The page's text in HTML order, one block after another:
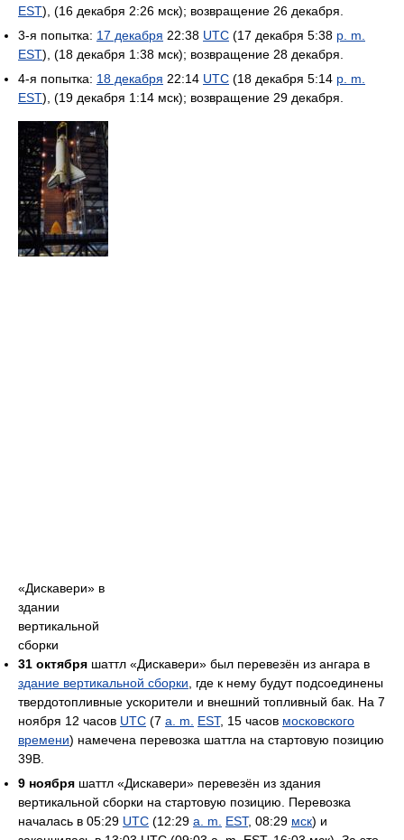
EST), (16 декабря 2:26 мск); возвращение 26 декабря.
3-я попытка: 17 декабря 22:38 UTC (17 декабря 5:38 p. m.
EST), (18 декабря 1:38 мск); возвращение 28 декабря.
4-я попытка: 18 декабря 22:14 UTC (18 декабря 5:14 p. m.
EST), (19 декабря 1:14 мск); возвращение 29 декабря.
«Дискавери» в
здании
вертикальной
сборки
31 октября шаттл «Дискавери» был перевезён из ангара в
здание вертикальной сборки , где к нему будут подсоединены
твердотопливные ускорители и внешний топливный бак. На 7
ноября 12 часов UTC (7 a. m. EST, 15 часов московского
времени) намечена перевозка шаттла на стартовую позицию
39В.
9 ноября шаттл «Дискавери» перевезён из здания
вертикальной сборки на стартовую позицию. Перевозка
началась в 05:29 UTC (12:29 a. m. EST, 08:29 мск) и